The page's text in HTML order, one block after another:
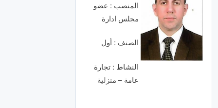
المنصب : عضو
مجلس ادارة
الصنف : أول
النشاط : تجارة
عامة – منزلية